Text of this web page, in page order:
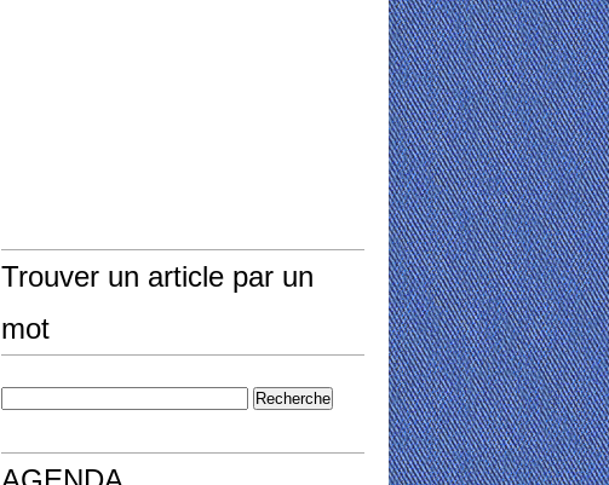
Trouver un article par un
mot